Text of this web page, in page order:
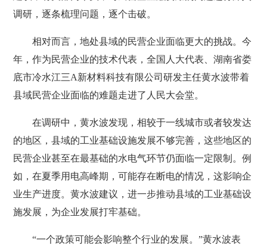
调研，逐条梳理问题，逐个击破。
相对而言，地处县域的民营企业面临更大的挑战。今
年，作为民营企业的技术代表，全国人大代表、湖南省娄
底市冷水江三A新材料科技有限公司研发主任黄水波带着
县域民营企业面临的难题走进了人民大会堂。
在调研中，黄水波发现，相较于一线城市或者较发达
的地区，县域的工业基础设施发展不够完善，这些地区的
民营企业甚至在最基础的水电气环节仍面临一定限制。例
如，在夏季用电高峰期，可能存在断电的情况，这影响企
业生产进度。黄水波建议，进一步推动县域的工业基础设
施发展，为企业发展打牢基础。
“一个政策可能会影响整个行业的发展。”黄水波表